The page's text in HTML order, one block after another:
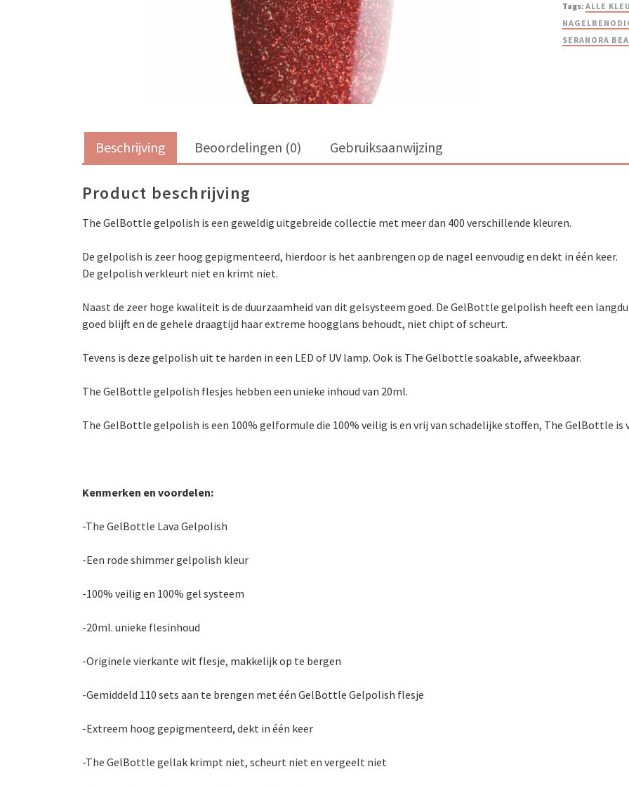
Tags: ALLE
SERANORA
Beschrijving Beoordelingen (0) Gebruiksaanwijzing
Product beschrijving
The GelBottle gelpolish is een geweldig uitgebreide collectie met meer dan 400 verschillende kleuren.
De gelpolish is zeer hoog gepigmenteerd, hierdoor is het aanbrengen op de nagel eenvoudig en dekt in één keer.
De gelpolish verkleurt niet en krimt niet.
Naast de zeer hoge kwaliteit is de duurzaamheid van dit gelsysteem goed. De GelBottle gelpolish heeft een
goed blijft en de gehele draagtijd haar extreme hoogglans behoudt, niet chipt of scheurt.
Tevens is deze gelpolish uit te harden in een LED of UV lamp. Ook is The Gelbottle soakable, afweekbaar.
The GelBottle gelpolish flesjes hebben een unieke inhoud van 20ml.
The GelBottle gelpolish is een 100% gelformule die 100% veilig is en vrij van schadelijke stoffen, The GelBottle is
Kenmerken en voordelen:
-The GelBottle Lava Gelpolish
-Een rode shimmer gelpolish kleur
-100% veilig en 100% gel systeem
-20ml. unieke flesinhoud
-Originele vierkante wit flesje, makkelijk op te bergen
-Gemiddeld 110 sets aan te brengen met één GelBottle Gelpolish flesje
-Extreem hoog gepigmenteerd, dekt in één keer
-The GelBottle gellak krimpt niet, scheurt niet en vergeelt niet